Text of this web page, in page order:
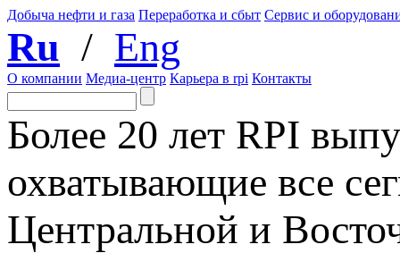
Добыча нефти и газа Переработка и сбыт Сервис и
Ru / Eng
О компании Медиа-центр Карьера в rpi Контакты
Более 20 лет RPI
охватывающие все
Центральной и